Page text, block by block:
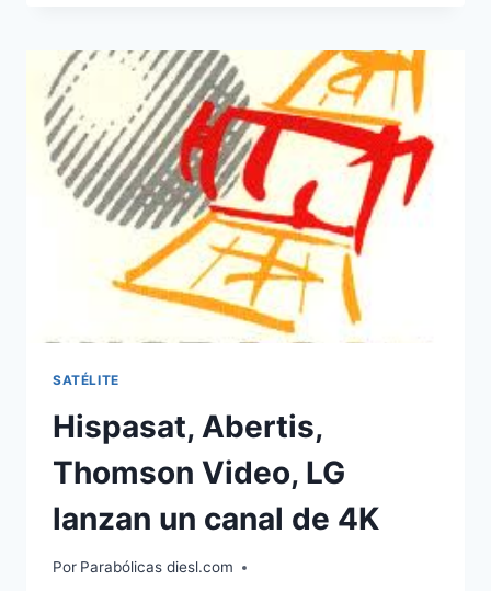
OTROS
OPERADORES
SATELITALES
SATÉLITE
Hispasat, Abertis,
Thomson Video, LG
lanzan un canal de 4K
Por Parabólicas diesl.com